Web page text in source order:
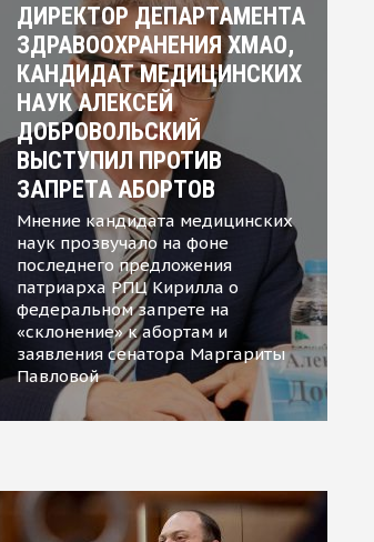
ДИРЕКТОР ДЕПАРТАМЕНТА
ЗДРАВООХРАНЕНИЯ ХМАО,
КАНДИДАТ МЕДИЦИНСКИХ
НАУК АЛЕКСЕЙ
ДОБРОВОЛЬСКИЙ
ВЫСТУПИЛ ПРОТИВ
ЗАПРЕТА АБОРТОВ
Мнение кандидата медицинских
наук прозвучало на фоне
последнего предложения
патриарха РПЦ Кирилла о
федеральном запрете на
«склонение» к абортам и
заявления сенатора Маргариты
Павловой